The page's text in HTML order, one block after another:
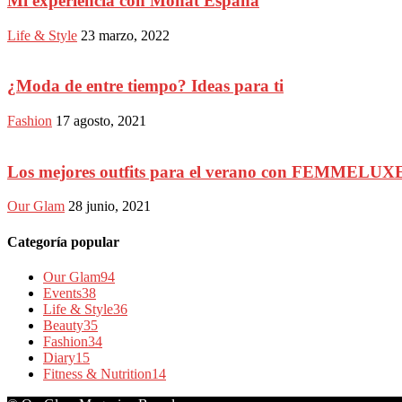
Life & Style 23 marzo, 2022
¿Moda de entre tiempo? Ideas para ti
Fashion 17 agosto, 2021
Los mejores outfits para el verano con
Our Glam 28 junio, 2021
Categoría popular
Our Glam94
Events38
Life & Style36
Beauty35
Fashion34
Diary15
Fitness & Nutrition14